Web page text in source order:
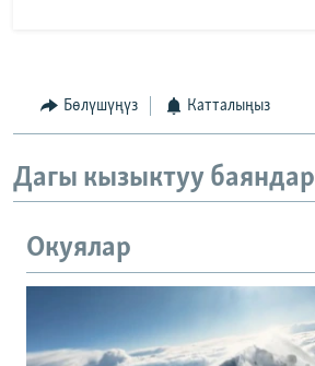
Бөлүшүңүз Катталыңыз
Дагы кызыктуу баяндар
Окуялар